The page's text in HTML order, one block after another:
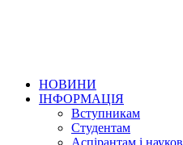
НОВИНИ
ІНФОРМАЦІЯ
Вступникам
Студентам
Аспірантам і